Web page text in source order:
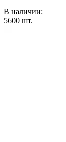
В наличии:
5600 шт.